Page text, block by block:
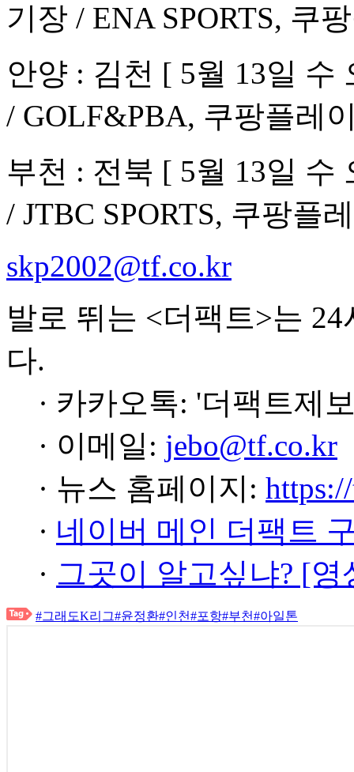
기장 / ENA SPORTS, 쿠
안양 : 김천 [ 5월 13일 수
/ GOLF&PBA, 쿠팡플레
부천 : 전북 [ 5월 13일 수
/ JTBC SPORTS, 쿠팡플
skp2002@tf.co.kr
발로 뛰는 <더팩트>는
다.
· 카카오톡: '더팩트제
· 이메일: jebo@tf.co.kr
· 뉴스 홈페이지:
· 네이버 메인 더팩트
· 그곳이 알고싶냐? [
#그래도K리그#윤정환#인천#포항#부천#아일톤